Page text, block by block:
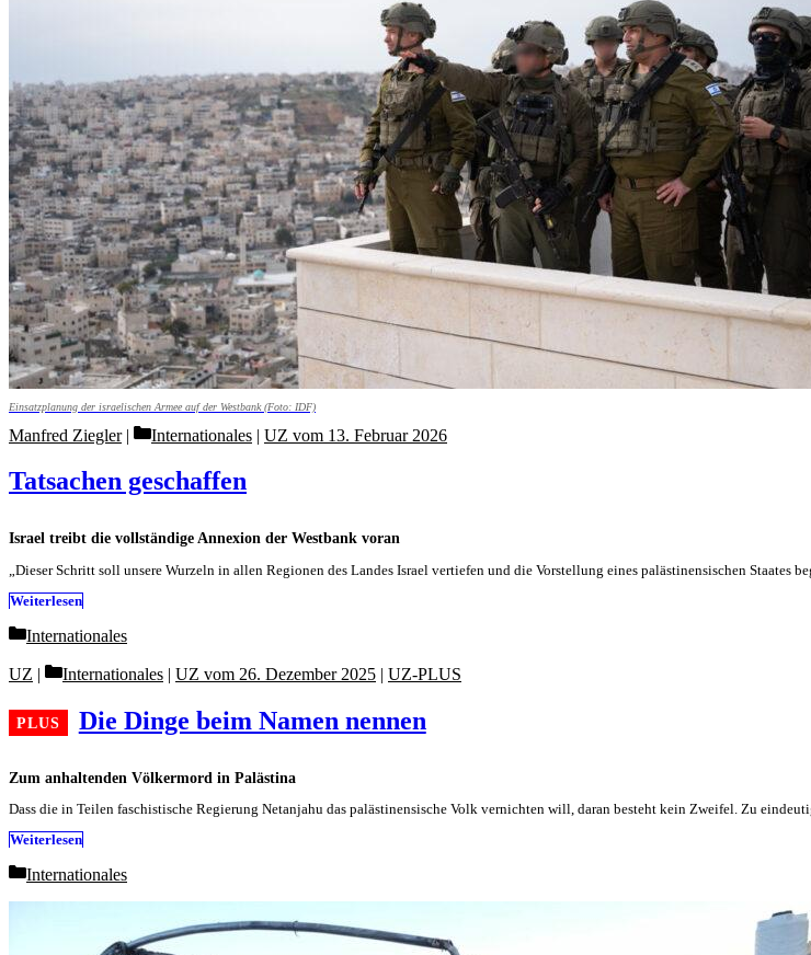
Einsatzplanung der israelischen Armee auf der Westbank (Foto: IDF)
Israel treibt die vollständige Annexion der Westbank voran
Tatsachen geschaffen
Manfred Ziegler Categories
Internationales | UZ vom 13. Februar 2026
„Dieser Schritt soll unsere Wurzeln in allen Regionen des Landes Israel vertiefen und die Vorstellung eines palästinensischen Staates
Weiterlesen
Categories
Internationales
Zum anhaltenden Völkermord in Palästina
Die Dinge beim Namen nennen
UZ Categories
Internationales | UZ vom 26. Dezember 2025 | UZ-PLUS
Dass die in Teilen faschistische Regierung Netanjahu das palästinensische Volk vernichten will, daran besteht kein Zweifel. Zu
Weiterlesen
Categories
Internationales